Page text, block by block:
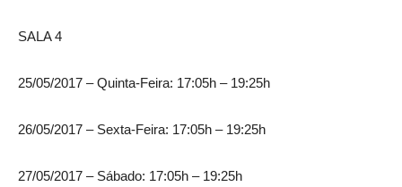
SALA 4
25/05/2017 – Quinta-Feira: 17:05h – 19:25h
26/05/2017 – Sexta-Feira: 17:05h – 19:25h
27/05/2017 – Sábado: 17:05h – 19:25h